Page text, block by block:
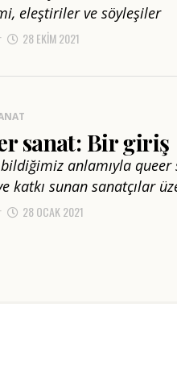
eleştiriler ve söyleşiler
28 EKIM 2021
sanat: Bir giriş
anlamıyla
katkı sunan sanatçılar
28 OCAK 2021